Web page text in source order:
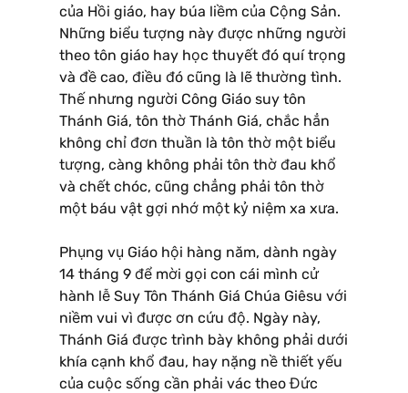
của Hồi giáo, hay búa liềm của Cộng Sản.
Những biểu tượng này được những người
theo tôn giáo hay học thuyết đó quí trọng
và đề cao, điều đó cũng là lẽ thường tình.
Thế nhưng người Công Giáo suy tôn
Thánh Giá, tôn thờ Thánh Giá, chắc hẳn
không chỉ đơn thuần là tôn thờ một biểu
tượng, càng không phải tôn thờ đau khổ
và chết chóc, cũng chẳng phải tôn thờ
một báu vật gợi nhớ một kỷ niệm xa xưa.
Phụng vụ Giáo hội hàng năm, dành ngày
14 tháng 9 để mời gọi con cái mình cử
hành lễ Suy Tôn Thánh Giá Chúa Giêsu với
niềm vui vì được ơn cứu độ. Ngày này,
Thánh Giá được trình bày không phải dưới
khía cạnh khổ đau, hay nặng nề thiết yếu
của cuộc sống cần phải vác theo Đức